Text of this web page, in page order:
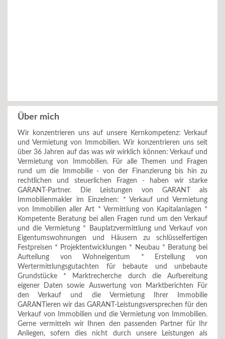
Über mich
Wir konzentrieren uns auf unsere Kernkompetenz: Verkauf
und Vermietung von Immobilien. Wir konzentrieren uns seit
über 36 Jahren auf das was wir wirklich können: Verkauf und
Vermietung von Immobilien. Für alle Themen und Fragen
rund um die Immobilie - von der Finanzierung bis hin zu
rechtlichen und steuerlichen Fragen - haben wir starke
GARANT-Partner. Die Leistungen von GARANT als
Immobilienmakler im Einzelnen: * Verkauf und Vermietung
von Immobilien aller Art * Vermittlung von Kapitalanlagen *
Kompetente Beratung bei allen Fragen rund um den Verkauf
und die Vermietung * Bauplatzvermittlung und Verkauf von
Eigentumswohnungen und Häusern zu schlüsselfertigen
Festpreisen * Projektentwicklungen * Neubau * Beratung bei
Aufteilung von Wohneigentum * Erstellung von
Wertermittlungsgutachten für bebaute und unbebaute
Grundstücke * Marktrecherche durch die Aufbereitung
eigener Daten sowie Auswertung von Marktberichten Für
den Verkauf und die Vermietung Ihrer Immobilie
GARANTieren wir das GARANT-Leistungsversprechen für den
Verkauf von Immobilien und die Vermietung von Immobilien.
Gerne vermitteln wir Ihnen den passenden Partner für Ihr
Anliegen, sofern dies nicht durch unsere Leistungen als